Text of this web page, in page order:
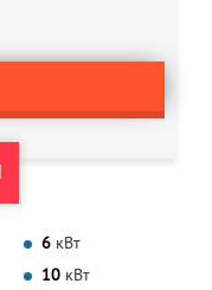
6 кВт
10 кВт